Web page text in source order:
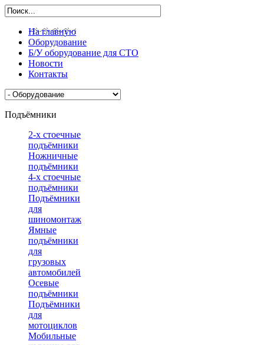
На главную
Оборудование
Б/У оборудование для СТО
Новости
Контакты
Подъёмники
2-х стоечные
подъёмники
Ножничные
подъёмники
4-х стоечные
подъёмники
Подъёмники
для
шиномонтажа
Ямные
подъёмники
для
грузовых
автомобилей
Осевые
подъёмники
Подъёмники
для
мотоциклов
Мобильные